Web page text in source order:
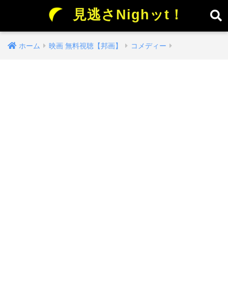
見逃さNighッt！
ホーム 映画 無料視聴【邦画】 コメディー